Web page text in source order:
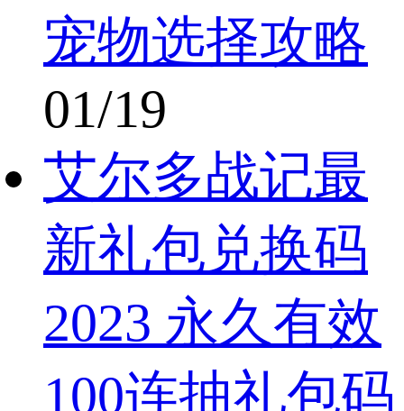
宠物选择攻略
01/19
艾尔多战记最
新礼包兑换码
2023 永久有效
100连抽礼包码